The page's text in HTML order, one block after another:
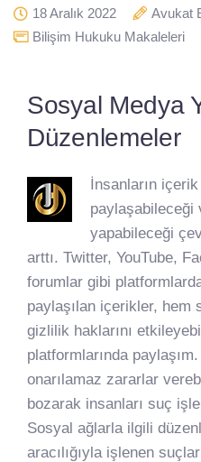
18 Aralık 2022
Avukat
Bilişim Hukuku Makaleleri
Sosyal Medya
Düzenlemeler
İnsanların
paylaşabileceği
yapabileceği
arttı. Twitter, YouTube,
forumlar gibi
paylaşılan içerikler, hem
gizlilik haklarını
platformlarında
onarılamaz zararlar
bozarak insanları suç
Sosyal ağlarla ilgili
aracılığıyla işlenen